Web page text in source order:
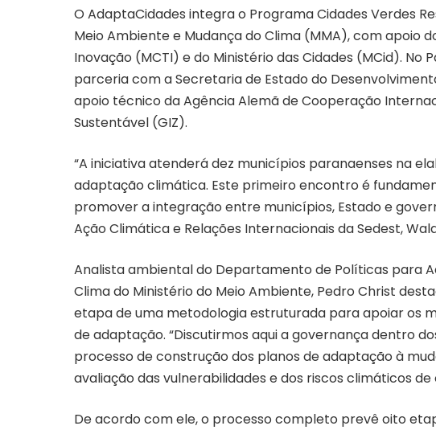
O AdaptaCidades integra o Programa Cidades Verdes
Meio Ambiente e Mudança do Clima (MMA), com apoio
Inovação (MCTI) e do Ministério das Cidades (MCid). No
parceria com a Secretaria de Estado do
apoio técnico da Agência Alemã de Cooperação
Sustentável (GIZ).
“A iniciativa atenderá dez municípios paranaenses na
adaptação climática. Este primeiro encontro é
promover a integração entre municípios, Estado e
Ação Climática e Relações Internacionais da Sedest,
Analista ambiental do Departamento de Políticas para
Clima do Ministério do Meio Ambiente, Pedro Christ
etapa de uma metodologia estruturada para apoiar os
de adaptação. “Discutirmos aqui a governança dentro
processo de construção dos planos de adaptação à
avaliação das vulnerabilidades e dos riscos climáticos
De acordo com ele, o processo completo prevê oito